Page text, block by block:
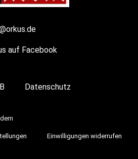
auf Facebook
Datenschutz
Einwilligungen widerrufen